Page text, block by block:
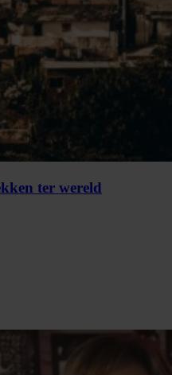
ter wereld